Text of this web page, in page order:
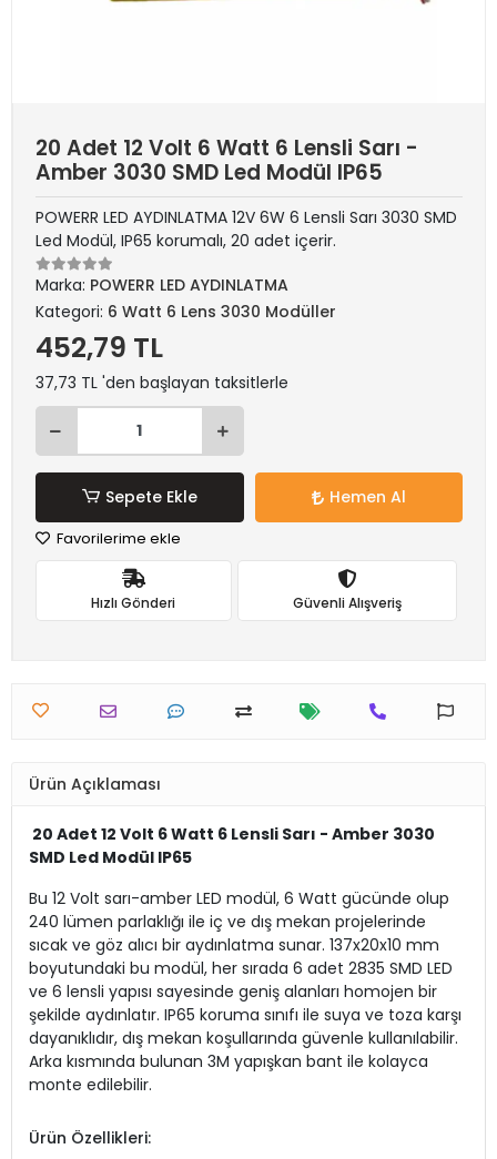
20 Adet 12 Volt 6 Watt 6 Lensli Sarı -
Amber 3030 SMD Led Modül IP65
POWERR LED AYDINLATMA 12V 6W 6 Lensli Sarı 3030 SMD
Led Modül, IP65 korumalı, 20 adet içerir.
Marka: POWERR LED AYDINLATMA
Kategori: 6 Watt 6 Lens 3030 Modüller
452,79 TL
37,73 TL 'den başlayan taksitlerle
Sepete Ekle Hemen Al
Favorilerime ekle
Hızlı Gönderi Güvenli Alışveriş
Ürün Açıklaması
20 Adet 12 Volt 6 Watt 6 Lensli Sarı - Amber 3030
SMD Led Modül IP65
Bu 12 Volt sarı-amber LED modül, 6 Watt gücünde olup
240 lümen parlaklığı ile iç ve dış mekan projelerinde
sıcak ve göz alıcı bir aydınlatma sunar. 137x20x10 mm
boyutundaki bu modül, her sırada 6 adet 2835 SMD LED
ve 6 lensli yapısı sayesinde geniş alanları homojen bir
şekilde aydınlatır. IP65 koruma sınıfı ile suya ve toza karşı
dayanıklıdır, dış mekan koşullarında güvenle kullanılabilir.
Arka kısmında bulunan 3M yapışkan bant ile kolayca
monte edilebilir.
Ürün Özellikleri: